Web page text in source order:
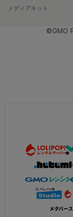
メディアキット
©GMO